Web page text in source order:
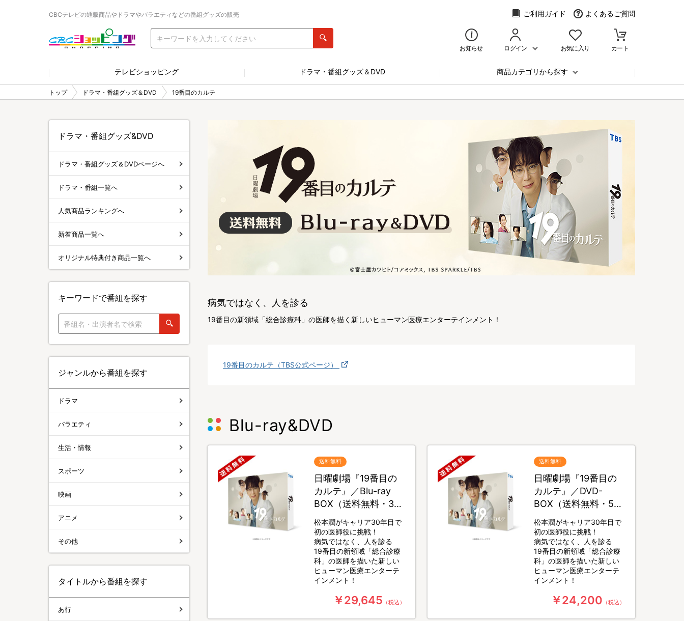
CBCテレビの通販商品やドラマやバラエティなどの番組グッズの販売 ご利用ガイド よくあるご質問
お知らせ ログイン お気に入り カート
テレビショッピング ドラマ・番組グッズ＆DVD 商品カテゴリから探す
トップ ドラマ・番組グッズ＆DVD 19番目のカルテ
病気ではなく、人を診る
19番目の新領域「総合診療科」の医師を描く新しいヒューマン医療エンターテインメント！
19番目のカルテ（TBS公式ページ）
Blu-ray&DVD
送料無料
日曜劇場『19番目の
カルテ』／Blu-ray
BOX（送料無料・3枚
組）
松本潤がキャリア30年目で
初の医師役に挑戦！
病気ではなく、人を診る
19番目の新領域「総合診療
科」の医師を描いた新しい
ヒューマン医療エンターテ
インメント！
￥29,645 （税込）
送料無料
日曜劇場『19番目の
カルテ』／DVD-
BOX（送料無料・5枚
組）
松本潤がキャリア30年目で
初の医師役に挑戦！
病気ではなく、人を診る
19番目の新領域「総合診療
科」の医師を描いた新しい
ヒューマン医療エンターテ
インメント！
￥24,200 （税込）
ドラマ・番組グッズ&DVD
ドラマ・番組グッズ＆DVDページへ
ドラマ・番組一覧へ
人気商品ランキングへ
新着商品一覧へ
オリジナル特典付き商品一覧へ
キーワードで番組を探す
ジャンルから番組を探す
ドラマ
バラエティ
生活・情報
スポーツ
映画
アニメ
その他
タイトルから番組を探す
あ行